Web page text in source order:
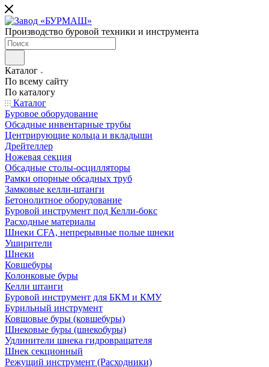
Производство буровой техники и инструмента
Каталог
По всему сайту
По каталогу
Каталог
Буровое оборудование
Обсадные инвентарные трубы
Центрирующие кольца и вкладыши
Дрейтеллер
Ножевая секция
Обсадные столы-осцилляторы
Рамки опорные обсадных труб
Замковые келли-штанги
Бетонолитное оборудование
Буровой инструмент под Келли-бокс
Расходные материалы
Шнеки CFA, непрерывные полые шнеки
Уширители
Шнеки
Ковшебуры
Колонковые буры
Келли штанги
Буровой инструмент для БКМ и КМУ
Бурильный инструмент
Ковшовые буры (ковшебуры)
Шнековые буры (шнекобуры)
Удлинители шнека гидровращателя
Шнек секционный
Режущий инструмент (Расходники)